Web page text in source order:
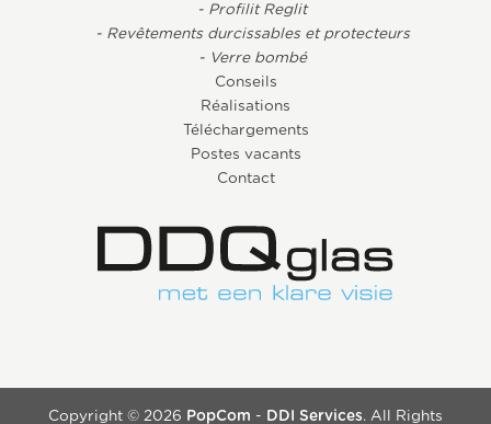
- Profilit Reglit
- Revêtements durcissables et protecteurs
- Verre bombé
Conseils
Réalisations
Téléchargements
Postes vacants
Contact
Copyright © 2026 PopCom - DDI Services. All Rights